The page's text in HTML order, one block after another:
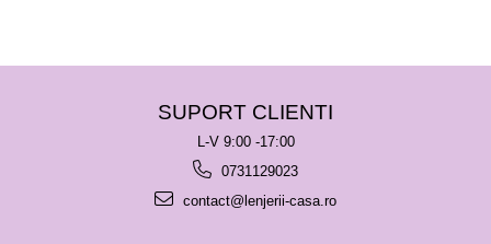
SUPORT CLIENTI
L-V 9:00 -17:00
0731129023
contact@lenjerii-casa.ro